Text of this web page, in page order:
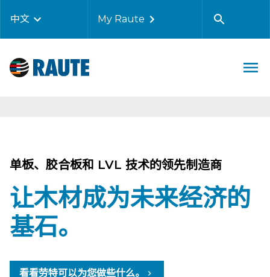
中文 My Raute
单板、胶合板和 LVL 技术的领先制造商
让木材成为未来经济的
基石。
看看劳特可以为您做些什么。